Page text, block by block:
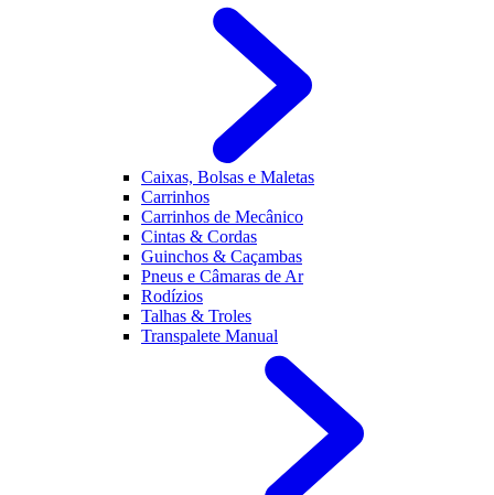
Caixas, Bolsas e Maletas
Carrinhos
Carrinhos de Mecânico
Cintas & Cordas
Guinchos & Caçambas
Pneus e Câmaras de Ar
Rodízios
Talhas & Troles
Transpalete Manual